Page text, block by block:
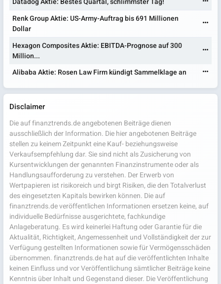
Renk Group Aktie: US-Army-Auftrag bis 691 Millionen
Dollar
Hexagon Composites Aktie: EBITDA-Prognose auf 300
Million...
Alibaba Aktie: Rosen Law Firm kündigt Sammelklage an
Disclaimer
Die auf finanztrends.de angebotenen Beiträge dienen
ausschließlich der Information. Die hier angebotenen Beiträge
stellen zu keinem Zeitpunkt eine Kauf- beziehungsweise
Verkaufsempfehlung dar. Sie sind nicht als Zusicherung von
Kursentwicklungen der genannten Finanzinstrumente oder als
Handlungsaufforderung zu verstehen. Der Erwerb von
Wertpapieren ist risikoreich und birgt Risiken, die den Totalverlust
des eingesetzten Kapitals bewirken können. Die auf
finanztrends.de veröffentlichen Informationen ersetzen keine, auf
individuelle Bedürfnisse ausgerichtete, fachkundige
Anlageberatung. Es wird keinerlei Haftung oder Garantie für die
Aktualität, Richtigkeit, Angemessenheit und Vollständigkeit der zur
Verfügung gestellten Informationen sowie für Vermögensschäden
übernommen. finanztrends.de hat auf die veröffentlichten Inhalte
keinen Einfluss und vor Veröffentlichung sämtlicher Beiträge keine
Kenntnis über Inhalt und Gegenstand dieser. Die Veröffentlichung